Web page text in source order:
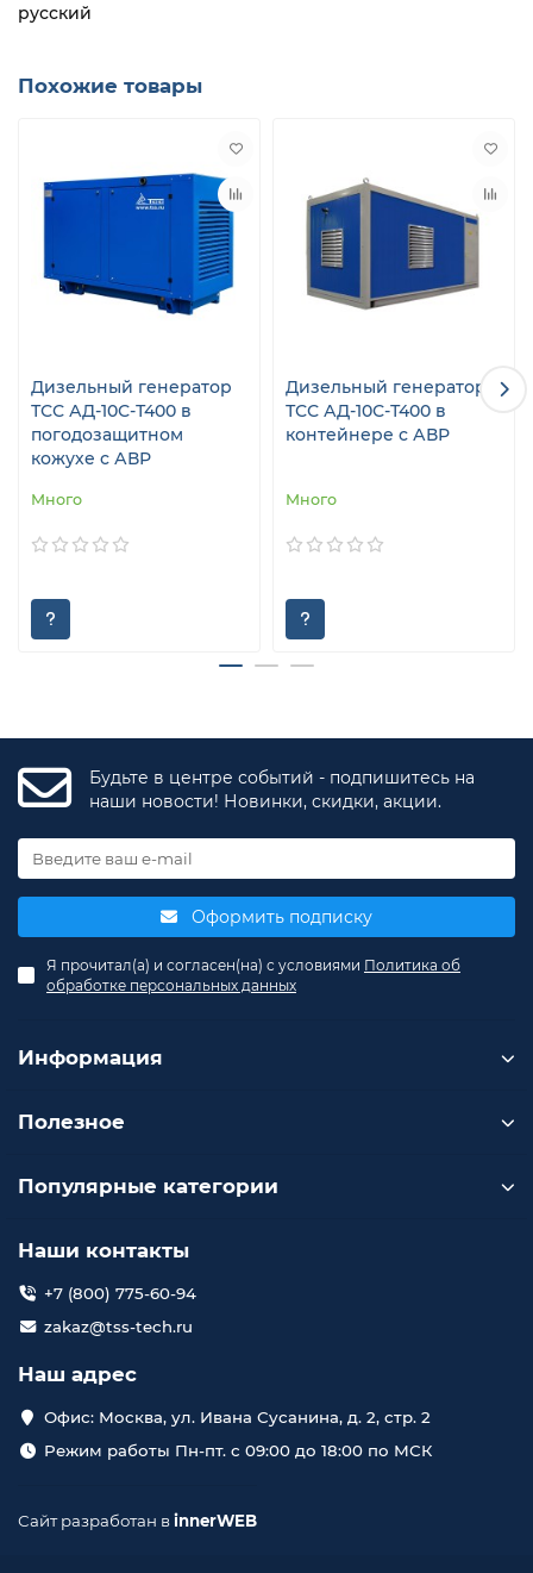
русский
Похожие товары
Дизельный генератор
ТСС АД-10С-Т400 в
погодозащитном
кожухе с АВР
Много
Дизельный генератор
ТСС АД-10С-Т400 в
контейнере с АВР
Много
Будьте в центре событий - подпишитесь на
наши новости! Новинки, скидки, акции.
Оформить подписку
Я прочитал(а) и согласен(на) с условиями Политика об
обработке персональных данных
Информация
Полезное
Популярные категории
Наши контакты
+7 (800) 775-60-94
zakaz@tss-tech.ru
Наш адрес
Офис: Москва, ул. Ивана Сусанина, д. 2, стр. 2
Режим работы Пн-пт. с 09:00 до 18:00 по МСК
Сайт разработан вinnerWEB